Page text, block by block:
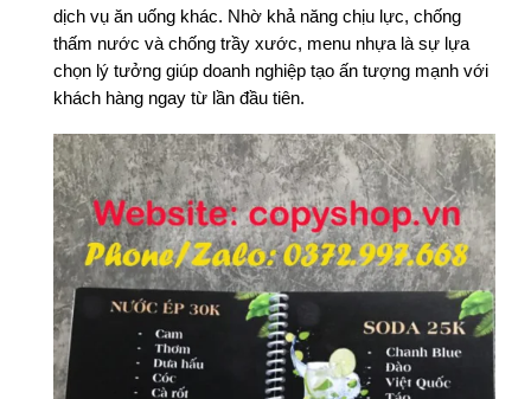
dịch vụ ăn uống khác. Nhờ khả năng chịu lực, chống
thấm nước và chống trầy xước, menu nhựa là sự lựa
chọn lý tưởng giúp doanh nghiệp tạo ấn tượng mạnh với
khách hàng ngay từ lần đầu tiên.